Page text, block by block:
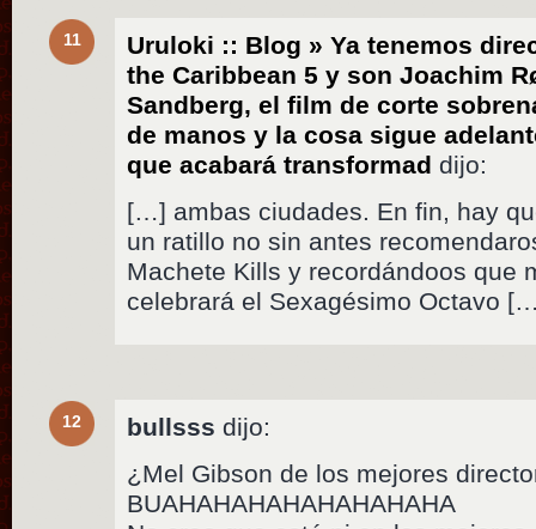
11
Uruloki :: Blog » Ya tenemos
the Caribbean 5 y son Joachim
Sandberg, el film de corte
de manos y la cosa sigue
que acabará transformad dijo:
[…] ambas ciudades. En fin, hay
un ratillo no sin antes
Machete Kills y recordándoos que
celebrará el Sexagésimo Octavo
12 bullsss dijo:
¿Mel Gibson de los mejores
BUAHAHAHAHAHAHAHAHA